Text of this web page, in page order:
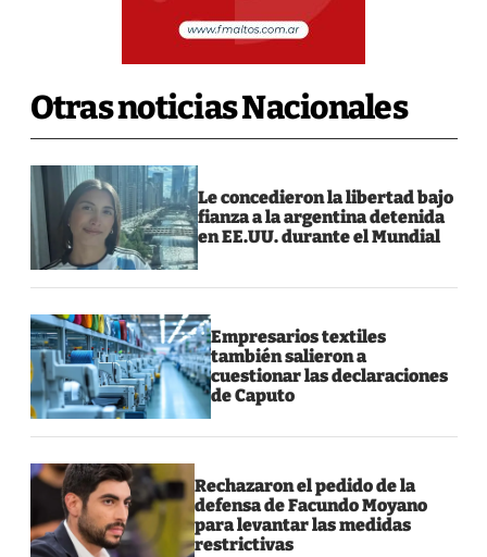
Otras noticias Nacionales
Le concedieron la libertad bajo
fianza a la argentina detenida
en EE.UU. durante el Mundial
Empresarios textiles
también salieron a
cuestionar las declaraciones
de Caputo
Rechazaron el pedido de la
defensa de Facundo Moyano
para levantar las medidas
restrictivas